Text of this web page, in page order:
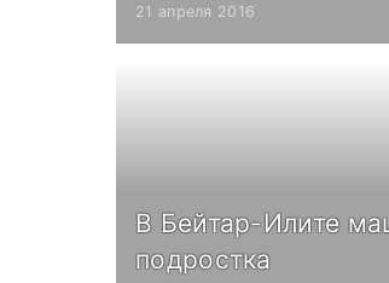
21 апреля 2016
В Бейтар-Илите
подростка